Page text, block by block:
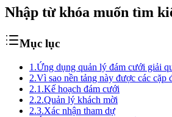
Nhập từ khóa muốn tìm
Mục lục
1.Ứng dụng quản lý đám cưới giải
2.Vì sao nền tảng này được các cặp
2.1.Kế hoạch đám cưới
2.2.Quản lý khách mời
2.3.Xác nhận tham dự